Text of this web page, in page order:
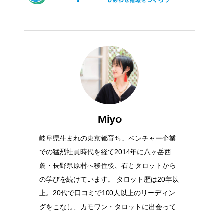
Miyo
岐阜県生まれの東京都育ち。ベンチャー企業
での猛烈社員時代を経て2014年に八ヶ岳西
麓・長野県原村へ移住後、石とタロットから
の学びを続けています。 タロット歴は20年以
上。20代で口コミで100人以上のリーディン
グをこなし、カモワン・タロットに出会って